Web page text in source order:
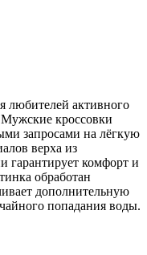
активного
кроссовки
запросами на лёгкую
верха из
гарантирует комфорт и
обработан
дополнительную
попадания воды.